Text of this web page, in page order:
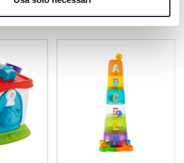
INTERESSARTI